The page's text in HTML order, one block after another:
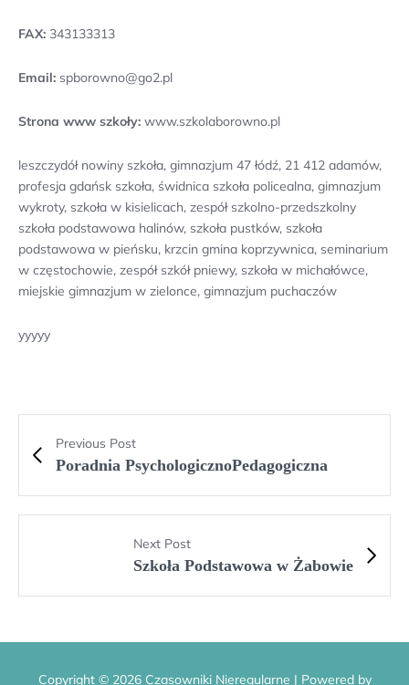
FAX: 343133313
Email: spborowno@go2.pl
Strona www szkoły: www.szkolaborowno.pl
leszczydół nowiny szkoła, gimnazjum 47 łódź, 21 412 adamów,
profesja gdańsk szkoła, świdnica szkoła policealna, gimnazjum
wykroty, szkoła w kisielicach, zespół szkolno-przedszkolny
szkoła podstawowa halinów, szkoła pustków, szkoła
podstawowa w pieńsku, krzcin gmina koprzywnica, seminarium
w częstochowie, zespół szkół pniewy, szkoła w michałówce,
miejskie gimnazjum w zielonce, gimnazjum puchaczów
yyyyy
Previous Post
Poradnia PsychologicznoPedagogiczna
Next Post
Szkoła Podstawowa w Żabowie
Copyright © 2026 Czasowniki Nieregularne | Powered by